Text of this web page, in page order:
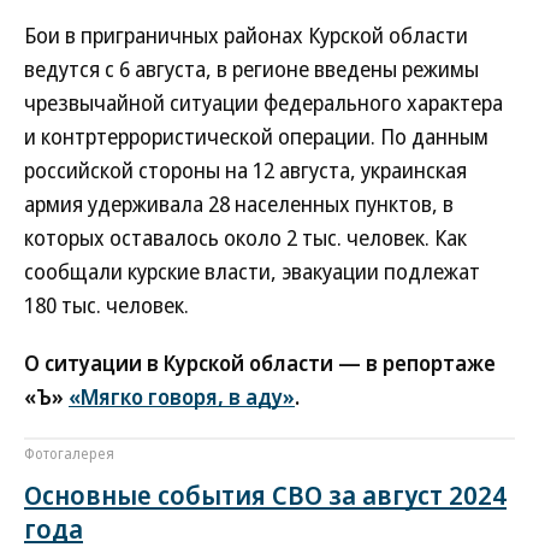
Бои в приграничных районах Курской области
ведутся с 6 августа, в регионе введены режимы
чрезвычайной ситуации федерального характера
и контртеррористической операции. По данным
российской стороны на 12 августа, украинская
армия удерживала 28 населенных пунктов, в
которых оставалось около 2 тыс. человек. Как
сообщали курские власти, эвакуации подлежат
180 тыс. человек.
О ситуации в Курской области — в репортаже
«Ъ» «Мягко говоря, в аду».
Фотогалерея
Основные события СВО за август 2024
года